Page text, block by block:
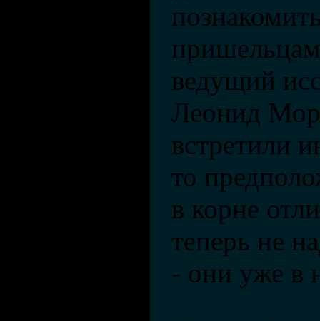
ведущий
Леонид
встретили
то
в корне
теперь не
- они уже в